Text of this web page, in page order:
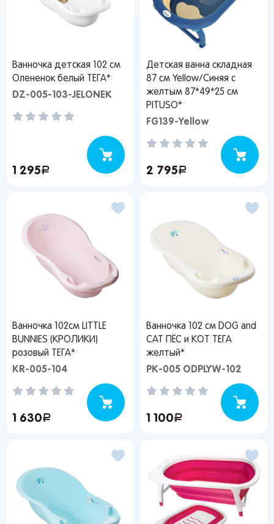
Ванночка детская 102 см
Олененок белый ТЕГА*
DZ-005-103-JELONEK
1 295руб.
Детская ванна складная
87 см Yellow/Синяя с
желтым 87*49*25 см
PITUSO*
FG139-Yellow
2 795руб.
Ванночка 102см LITTLE
BUNNIES (КРОЛИКИ)
розовый ТЕГА*
KR-005-104
1 630руб.
Ванночка 102 см DOG and
CAT ПЁС и КОТ ТЕГА
желтый*
PK-005 ODPLYW-102
1 100руб.